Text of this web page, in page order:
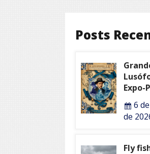
Posts
Expo-
6
de
Fly